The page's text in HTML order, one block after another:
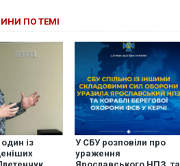
ПО ТЕМІ
із
У СБУ розповіли про
ураження